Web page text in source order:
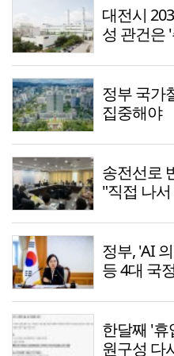
대전시
성 관건은
정부 국가
집중해야
송전선로
"직접 나
정부, 'AI
등 4대 국
한달째 '
원구성 다